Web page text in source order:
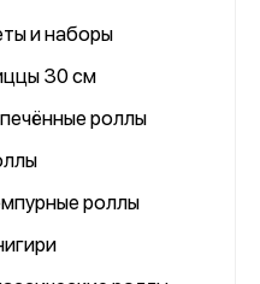
и наборы
30 см
роллы
роллы